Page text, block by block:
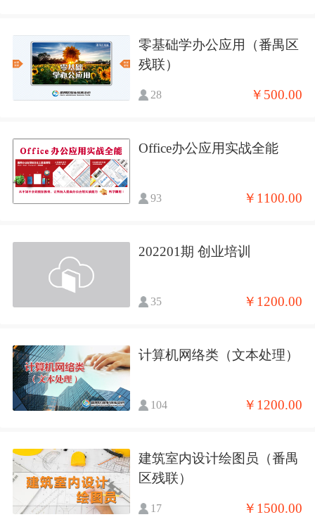
零基础学办公应用（番禺区
残联）
28 ￥500.00
Office办公应用实战全能
93 ￥1100.00
202201期 创业培训
35 ￥1200.00
计算机网络类（文本处理）
104 ￥1200.00
建筑室内设计绘图员（番禺
区残联）
17 ￥1500.00